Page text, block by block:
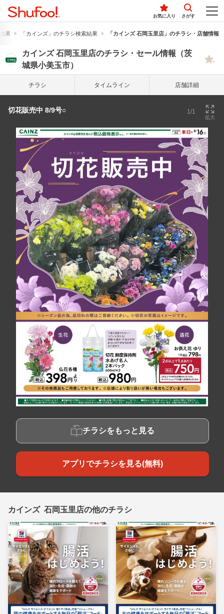
お気に入り さがす
果 「カインズ」のチラシ検索結果 「カインズ 石岡玉里店」のチラシ・店舗情報
カインズ 石岡玉里店のチラシ・セール情報（茨
城県小美玉市）
チラシ タイム ライン 店舗詳細
切花販売中 8/9号○ 1/1
拡大
チラシをもっと見る
アプリでチラシを見る(無料)
カインズ 石岡玉里店の他のチラシ